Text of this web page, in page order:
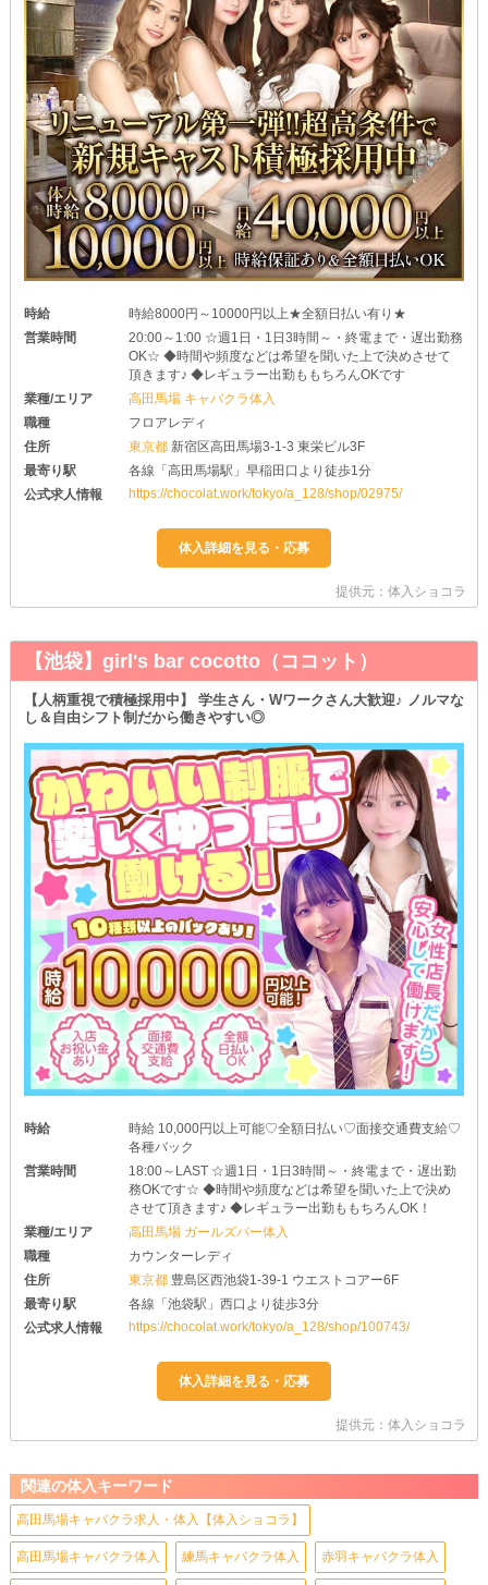
時給
時給8000円～10000円以上★全額日払い有り★
営業時間
20:00～1:00 ☆週1日・1日3時間～・終電まで・遅出勤務
OK☆ ◆時間や頻度などは希望を聞いた上で決めさせて
頂きます♪ ◆レギュラー出勤ももちろんOKです
業種/エリア
高田馬場 キャバクラ体入
職種
フロアレディ
住所
東京都 新宿区高田馬場3-1-3 東栄ビル3F
最寄り駅
各線「高田馬場駅」早稲田口より徒歩1分
公式求人情報
https://chocolat.work/tokyo/a_128/shop/02975/
提供元：体入ショコラ
【池袋】girl's bar cocotto（ココット）
【人柄重視で積極採用中】 学生さん・Wワークさん大歓迎♪ ノルマな
し＆自由シフト制だから働きやすい◎
時給
時給 10,000円以上可能♡全額日払い♡面接交通費支給♡
各種バック
営業時間
18:00～LAST ☆週1日・1日3時間～・終電まで・遅出勤
務OKです☆ ◆時間や頻度などは希望を聞いた上で決め
させて頂きます♪ ◆レギュラー出勤ももちろんOK！
業種/エリア
高田馬場 ガールズバー体入
職種
カウンターレディ
住所
東京都 豊島区西池袋1-39-1 ウエストコアー6F
最寄り駅
各線「池袋駅」西口より徒歩3分
公式求人情報
https://chocolat.work/tokyo/a_128/shop/100743/
提供元：体入ショコラ
関連の体入キーワード
高田馬場キャバクラ求人・体入【体入ショコラ】
高田馬場キャバクラ体入 練馬キャバクラ体入 赤羽キャバクラ体入